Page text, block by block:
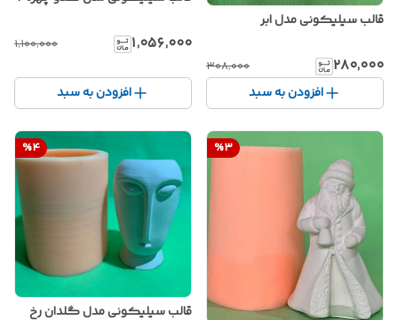
قالب سیلیکونی مدل ابر
۲۸۰٬۰۰۰ ۳۰۸٬۰۰۰
افزودن به سبد
۱٬۰۵۶٬۰۰۰ ۱٬۱۰۰٬۰۰۰
افزودن به سبد
%3
%4
قالب سیلیکونی مدل گلدان رخ